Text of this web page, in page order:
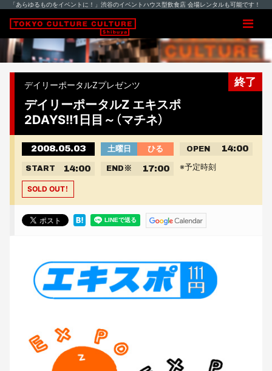
「あらゆるものをイベントに！」渋谷のイベントハウス型飲食店 会場レンタルも可能です！
終了
デイリーポータルZプレゼンツ
デイリーポータルZ エキスポ
2DAYS!!1日目～（マチネ）
2008.05.03 土曜日 ひる OPEN 14:00
START 14:00 END ※ 17:00 ※予定時刻
SOLD OUT！